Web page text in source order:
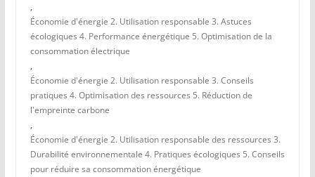
,
Économie d'énergie 2. Utilisation responsable 3. Astuces
écologiques 4. Performance énergétique 5. Optimisation de la
consommation électrique
,
Économie d'énergie 2. Utilisation responsable 3. Conseils
pratiques 4. Optimisation des ressources 5. Réduction de
l'empreinte carbone
,
Économie d'énergie 2. Utilisation responsable des ressources 3.
Durabilité environnementale 4. Pratiques écologiques 5. Conseils
pour réduire sa consommation énergétique